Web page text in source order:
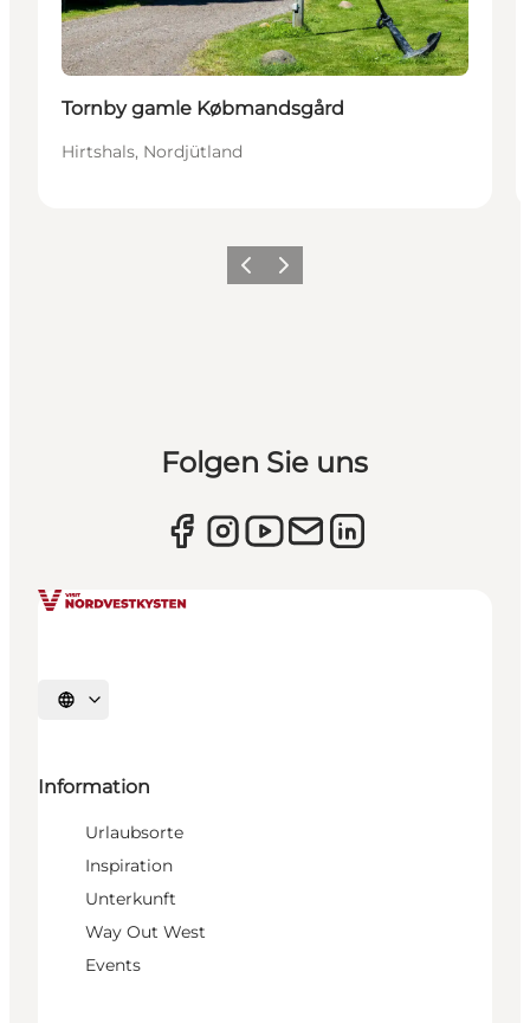
Tornby gamle Købmandsgård
Hirtshals, Nordjütland
ZurückWeiter
Folgen Sie uns
Sprache auswählen
Information
Urlaubsorte
Inspiration
Unterkunft
Way Out West
Events